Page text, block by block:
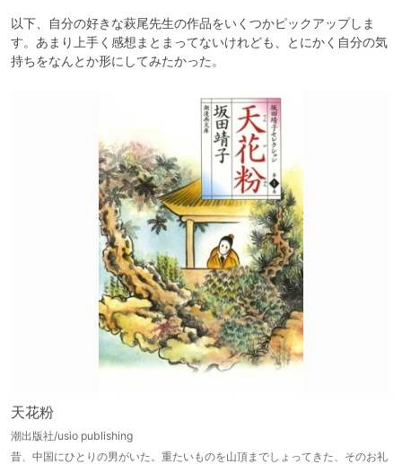
以下、自分の好きな萩尾先生の作品をいくつかピックアップしま
す。あまり上手く感想まとまってないけれども、とにかく自分の気
持ちをなんとか形にしてみたかった。
天花粉
潮出版社/usio publishing
昔、中国にひとりの男がいた。重たいものを山頂までしょってきた、そのお礼